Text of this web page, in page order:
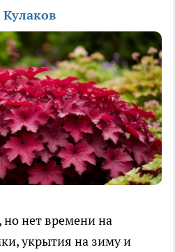
но нет времени на
укрытия на зиму и